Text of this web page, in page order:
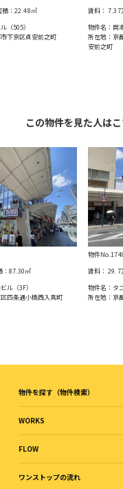
：22.48㎡
（505）
下京区貞安前之町
賃料：7.37
物件名：岡
所在地：京
安前之町
この物件を見た人は
87.30㎡
ル（3F）
四条通⼩橋⻄⼊真町
物件
賃料：29.7
物件名：タ
所在地：京
物件を探す（物件検索）
WORKS
FLOW
ワンストップの流れ